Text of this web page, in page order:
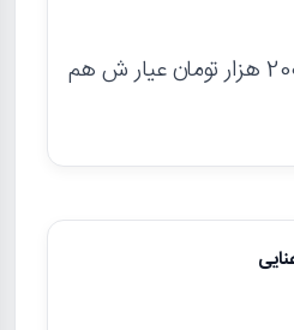
سلام حدود 200 هزار تومان عیار ش هم